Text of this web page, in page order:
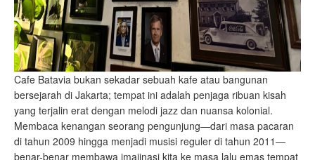
Cafe Batavia bukan sekadar sebuah kafe atau bangunan
bersejarah di Jakarta; tempat ini adalah penjaga ribuan kisah
yang terjalin erat dengan melodi jazz dan nuansa kolonial.
Membaca kenangan seorang pengunjung—dari masa pacaran
di tahun 2009 hingga menjadi musisi reguler di tahun 2011—
benar-benar membawa imajinasi kita ke masa lalu emas tempat